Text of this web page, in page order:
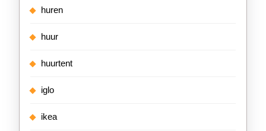
huren
huur
huurtent
iglo
ikea